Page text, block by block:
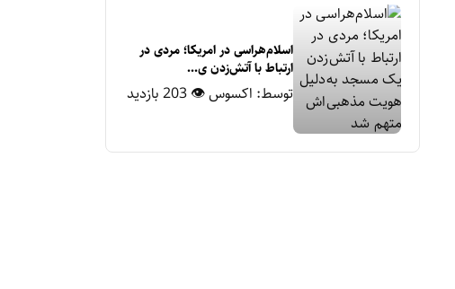
اسلام‌هراسی در امریکا؛ مردی در
ارتباط با آتش‌زدن ی...
توسط: اکسوس👁 203 بازدید